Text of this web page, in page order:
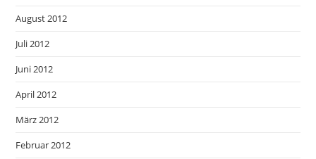
August 2012
Juli 2012
Juni 2012
April 2012
März 2012
Februar 2012